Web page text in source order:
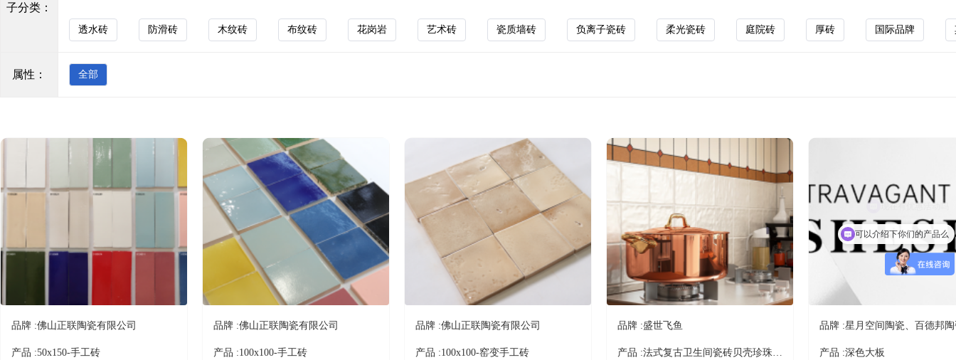
布纹砖
柔光瓷砖
国际品牌
卫浴
五金水件
浴室柜
淋浴房
莫奈花园奶昔
佛山市博之达建材有限公司
佛山市博之达建材有限公司
佛山市博之达建材有限公司
法国莱姆米黄
子分类：
透水砖 防滑砖 木纹砖 布纹砖 花岗岩 艺术砖 瓷质墙砖 负离子瓷砖 柔光瓷砖 庭院砖 厚砖 国际品牌
属性： 全部
品牌 :佛山正联陶瓷有限公司
产品 :50x150-手工砖
品牌 :佛山正联陶瓷有限公司
产品 :100x100-手工砖
品牌 :佛山正联陶瓷有限公司
产品 :100x100-窑变手工砖
品牌 :盛世飞鱼
产品 : 法式复古卫生间瓷砖贝壳珍珠釉格子砖
品牌 :星月空间陶瓷、百德邦
产品 :深色大板
可以介绍下你们的产品么